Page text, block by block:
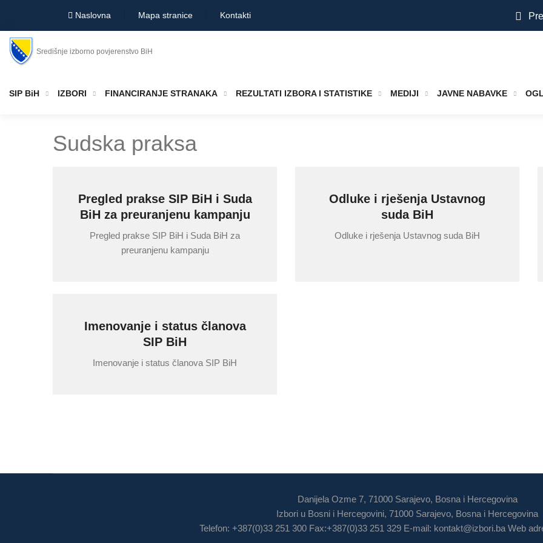
Naslovna Mapa stranice Kontakti
Središnje izborno povjerenstvo BiH
SIP BiH IZBORI FINANCIRANJE STRANAKA REZULTATI IZBORA I STATISTIKE MEDIJI JAVNE NABAVKE
Sudska praksa
Pregled prakse SIP BiH i Suda
BiH za preuranjenu kampanju
Pregled prakse SIP BiH i Suda BiH za
preuranjenu kampanju
Odluke i rješenja Ustavnog
suda BiH
Odluke i rješenja Ustavnog suda BiH
Imenovanje i status članova
SIP BiH
Imenovanje i status članova SIP BiH
Danijela Ozme 7, 71000 Sarajevo, Bosna i Hercegovina
Izbori u Bosni i Hercegovini, 71000 Sarajevo, Bosna i Hercegovina
Telefon: +387(0)33 251 300 Fax:+387(0)33 251 329 E-mail: kontakt@izbori.baWeb